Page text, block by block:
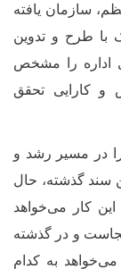
سازمان یافته
با طرح و تدوین
اداره را مشخص
و کارایی تحقق
در مسیر رشد و
سند گذشته، حال
این کار می‌خواهد
و در گذشته
به کدام